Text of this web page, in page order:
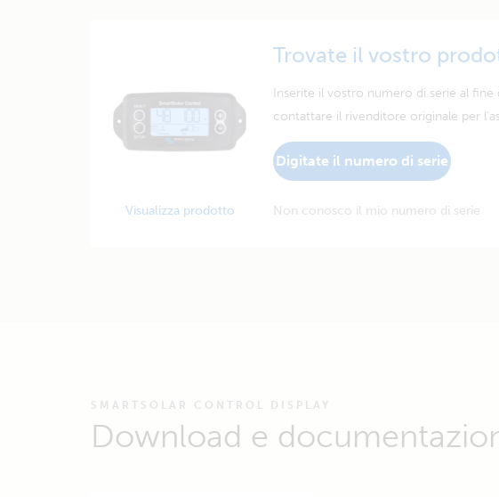
Visualizza prodotto
Trovate il vostro
Inserite il vostro numero di serie al fine
contattare il rivenditore originale per
Digitate il numero di serie
Non conosco il mio numero di serie
SMARTSOLAR CONTROL DISPLAY
Download e